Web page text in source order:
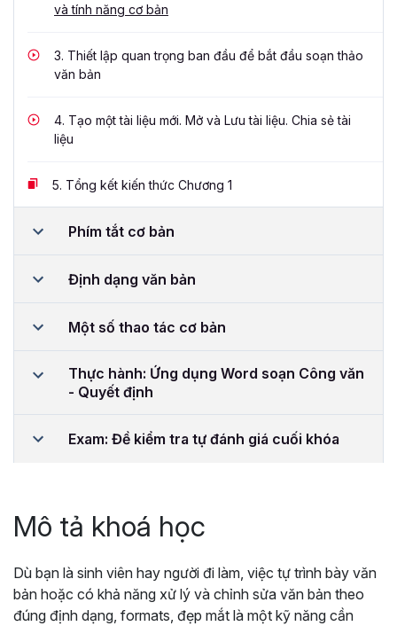
và tính năng cơ bản
3. Thiết lập quan trọng ban đầu để bắt đầu soạn thảo
văn bản
4. Tạo một tài liệu mới. Mở và Lưu tài liệu. Chia sẻ tài
liệu
5. Tổng kết kiến thức Chương 1
Phím tắt cơ bản
Định dạng văn bản
Một số thao tác cơ bản
Thực hành: Ứng dụng Word soạn Công văn
- Quyết định
Exam: Đề kiểm tra tự đánh giá cuối khóa
Mô tả khoá học
Dù bạn là sinh viên hay người đi làm, việc tự trình bày văn
bản hoặc có khả năng xử lý và chỉnh sửa văn bản theo
đúng định dạng, formats, đẹp mắt là một kỹ năng cần